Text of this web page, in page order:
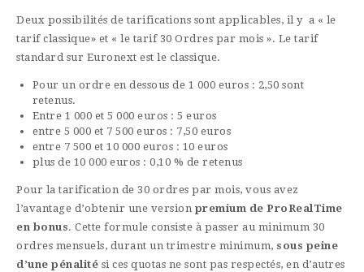
Deux possibilités de tarifications sont applicables, il y a « le
tarif classique» et « le tarif 30 Ordres par mois ». Le tarif
standard sur Euronext est le classique.
Pour un ordre en dessous de 1 000 euros : 2,50 sont
retenus.
Entre 1 000 et 5 000 euros : 5 euros
entre 5 000 et 7 500 euros : 7,50 euros
entre 7 500 et 10 000 euros : 10 euros
plus de 10 000 euros : 0,10 % de retenus
Pour la tarification de 30 ordres par mois, vous avez
l’avantage d’obtenir une version premium de ProRealTime
en bonus. Cette formule consiste à passer au minimum 30
ordres mensuels, durant un trimestre minimum, sous peine
d’une pénalité si ces quotas ne sont pas respectés, en d’autres